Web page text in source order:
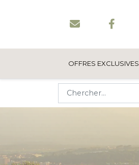
OFFRES EXCLUSIVES